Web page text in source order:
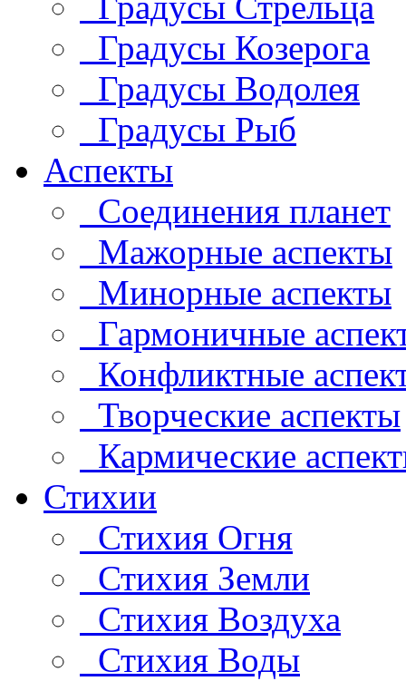
Градусы Козерога
Градусы Водолея
Градусы Рыб
Аспекты
Соединения планет
Мажорные аспекты
Минорные аспекты
Гармоничные
Конфликтные
Творческие аспекты
Кармические
Стихии
Стихия Огня
Стихия Земли
Стихия Воздуха
Стихия Воды